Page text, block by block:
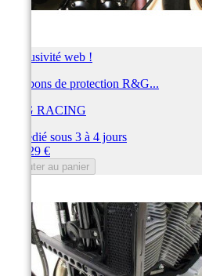
Exclusivité web !
Tampons de protection R&G...
R&G RACING
Expédié sous 3 à 4 jours
225,29 €
Ajouter au panier